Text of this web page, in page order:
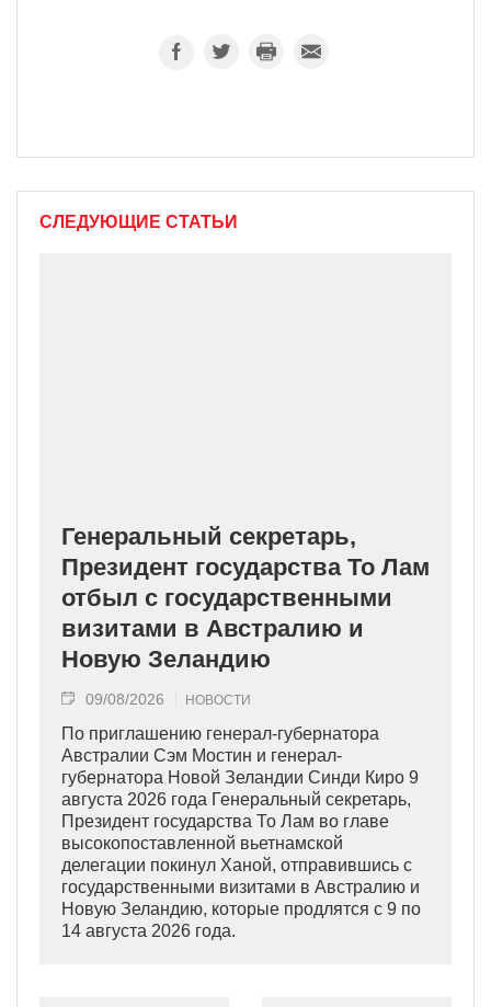
СЛЕДУЮЩИЕ СТАТЬИ
Генеральный секретарь,
Президент государства То Лам
отбыл с государственными
визитами в Австралию и
Новую Зеландию
09/08/2026 НОВОСТИ
По приглашению генерал-губернатора
Австралии Сэм Мостин и генерал-
губернатора Новой Зеландии Синди Киро 9
августа 2026 года Генеральный секретарь,
Президент государства То Лам во главе
высокопоставленной вьетнамской
делегации покинул Ханой, отправившись с
государственными визитами в Австралию и
Новую Зеландию, которые продлятся с 9 по
14 августа 2026 года.